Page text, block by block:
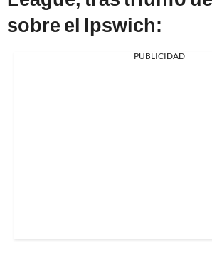
sobre el Ipswich:
PUBLICIDAD